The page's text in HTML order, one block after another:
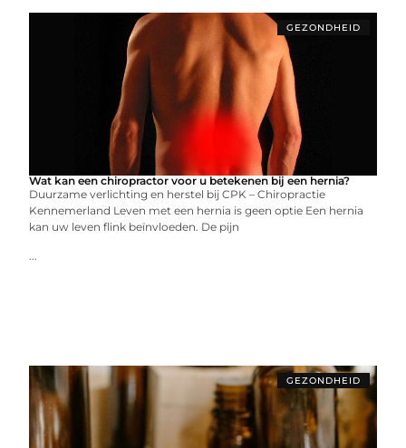
GEZONDHEID
Wat kan een chiropractor voor u betekenen bij een hernia?
Duurzame verlichting en herstel bij CPK – Chiropractie
Kennemerland Leven met een hernia is geen optie Een hernia
kan uw leven flink beïnvloeden. De pijn
...
GEZONDHEID